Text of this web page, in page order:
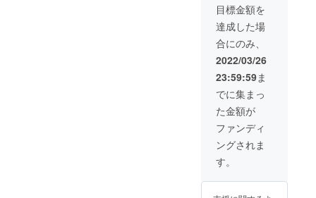
写真撮
影をし
後日お
礼メッ
セージ
にメー
ルでお
送りい
たしま
す。
〈内
容〉 ・
演権 ・
記念写
（コロ
ナ対策
で最大3
名まで
でご利
用いた
だける
と幸い
です）
〈内
容〉 ・
撮影ス
タジオ
間） ・
セージ
・エン
ドロー
ルでの
お名前
掲載 ※
掲載希
望する
文字数
が長す
ぎるも
のなど
掲載に
場合は
デオ
メッ
セージ
を撮影
し後日
お送り
しま
す。 加
えて、
ミュー
ジック
ビデオ
の最後
ドロー
目標金額を
達成した場
合にのみ、
2022/03/26
23:59:59ま
でに集まっ
た金額が
ファンディ
ングされま
す。